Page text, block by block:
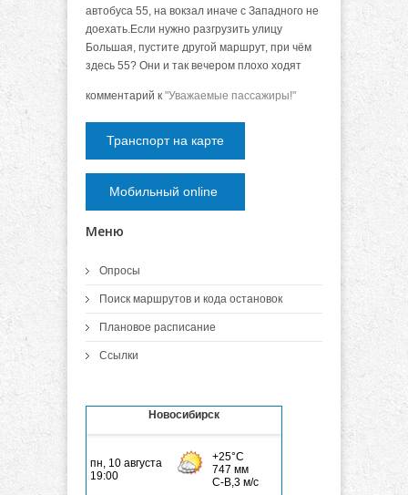
автобуса 55, на вокзал иначе с Западного не
доехать.Если нужно разгрузить улицу
Большая, пустите другой маршрут, при чём
здесь 55? Они и так вечером плохо ходят
комментарий к "Уважаемые пассажиры!"
Транспорт на карте
Мобильный online
Меню
Опросы
Поиск маршрутов и кода остановок
Плановое расписание
Ссылки
Новосибирск